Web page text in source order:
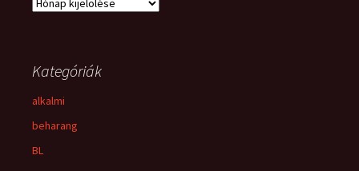
Kategóriák
alkalmi
beharang
BL